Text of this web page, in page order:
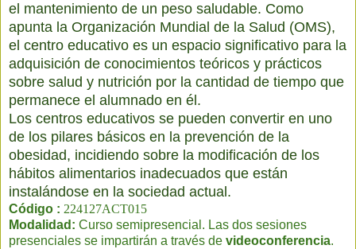
el mantenimiento de un peso saludable. Como
apunta la Organización Mundial de la Salud (OMS),
el centro educativo es un espacio significativo para la
adquisición de conocimientos teóricos y prácticos
sobre salud y nutrición por la cantidad de tiempo que
permanece el alumnado en él.
Los centros educativos se pueden convertir en uno
de los pilares básicos en la prevención de la
obesidad, incidiendo sobre la modificación de los
hábitos alimentarios inadecuados que están
instalándose en la sociedad actual.
Código : 224127ACT015
Modalidad: Curso semipresencial. Las dos sesiones
presenciales se impartirán a través de videoconferencia.